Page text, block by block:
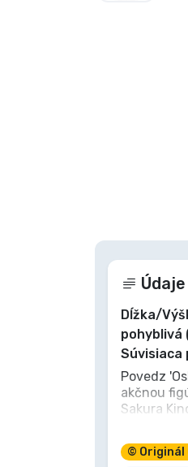
Dĺžka/
pohyblivá
Súvisiaca
Povedz
akčnou
Sakura
veselého
mágie do
©
Zoradiť podľa športu
Zoradiť podľa hudby
Typy výrobkov